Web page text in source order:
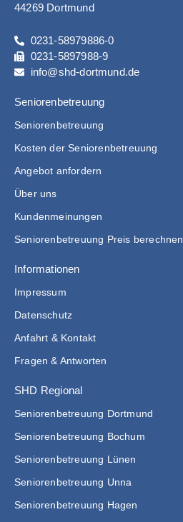
44269 Dortmund
0231-58979886-0
0231-5897988-9
info@shd-dortmund.de
Seniorenbetreuung
Seniorenbetreuung
Kosten der Seniorenbetreuung
Angebot anfordern
Über uns
Kundenmeinungen
Seniorenbetreuung Preis berechnen
Informationen
Impressum
Datenschutz
Anfahrt & Kontakt
Fragen & Antworten
SHD Regional
Seniorenbetreuung Dortmund
Seniorenbetreuung Bochum
Seniorenbetreuung Lünen
Seniorenbetreuung Unna
Seniorenbetreuung Hagen